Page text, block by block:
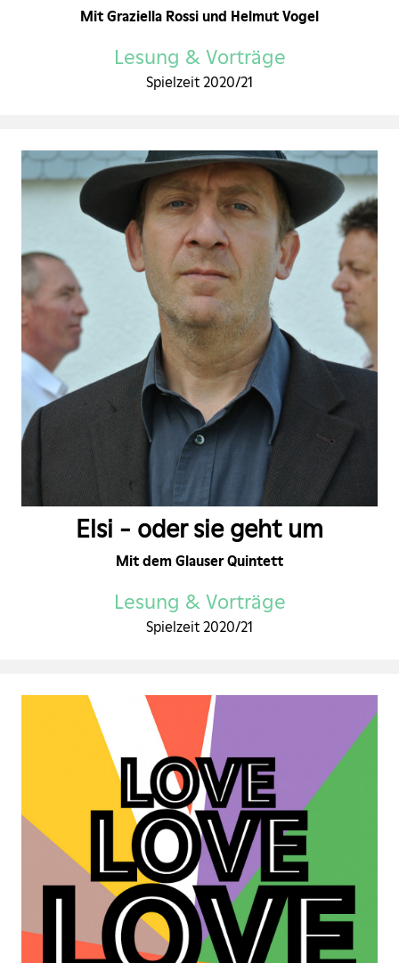
Mit Graziella Rossi und Helmut Vogel
Lesung & Vorträge
Spielzeit 2020/21
Elsi - oder sie geht um
Mit dem Glauser Quintett
Lesung & Vorträge
Spielzeit 2020/21